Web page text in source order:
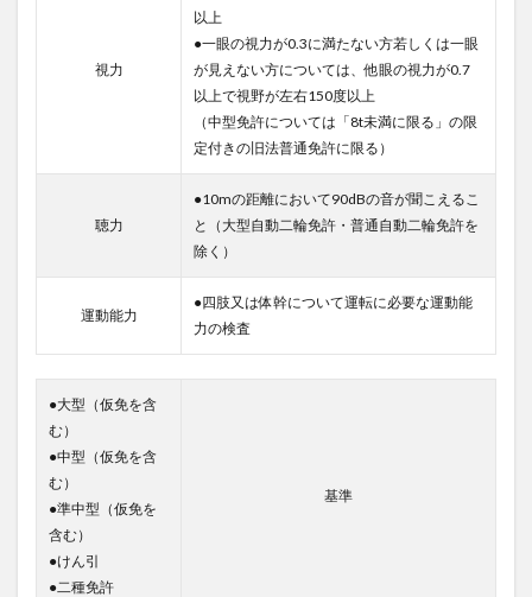
視力
以上
●一眼の視力が0.3に満たない方若しくは一眼
が見えない方については、他眼の視力が0.7
以上で視野が左右150度以上
（中型免許については「8t未満に限る」の限
定付きの旧法普通免許に限る）
聴力
●10mの距離において90dBの音が聞こえるこ
と（大型自動二輪免許・普通自動二輪免許を
除く）
運動能力
●四肢又は体幹について運転に必要な運動能
力の検査
●大型（仮免を含
む）
●中型（仮免を含
む）
●準中型（仮免を
含む）
●けん引
●二種免許
基準